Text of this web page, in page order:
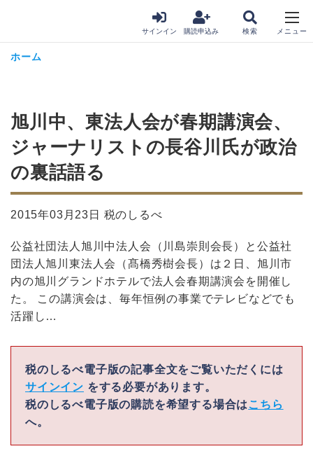
サインイン 購読申込み
ホーム
旭川中、東法人会が春期講演会、
ジャーナリストの長谷川氏が政治
の裏話語る
2015年03月23日 税のしるべ
公益社団法人旭川中法人会（川島崇則会長）と公益社
団法人旭川東法人会（髙橋秀樹会長）は２日、旭川市
内の旭川グランドホテルで法人会春期講演会を開催し
た。 この講演会は、毎年恒例の事業でテレビなどでも
活躍し…
税のしるべ電子版の記事全文をご覧いただくには
サインイン をする必要があります。
税のしるべ電子版の購読を希望する場合は こちら
へ。